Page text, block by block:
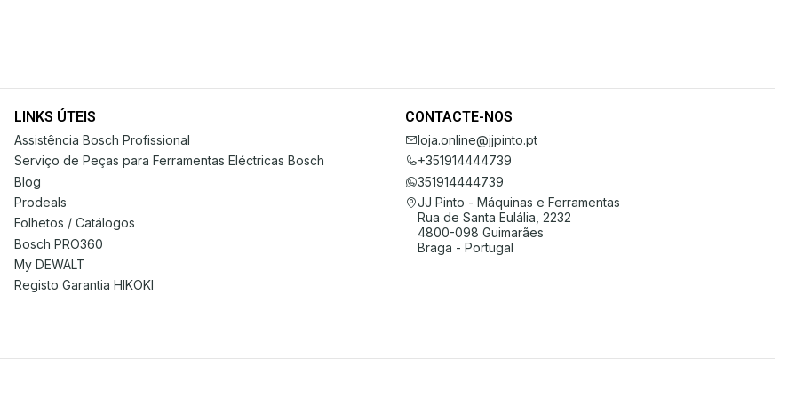
LINKS ÚTEIS
Assistência Bosch Profissional
Serviço de Peças para Ferramentas Eléctricas Bosch
Blog
Prodeals
Folhetos / Catálogos
Bosch PRO360
My DEWALT
Registo Garantia HIKOKI
CONTACTE-NOS
loja.online@jjpinto.pt
+351914444739
351914444739
JJ Pinto - Máquinas e Ferramentas
Rua de Santa Eulália, 2232
4800-098 Guimarães
Braga - Portugal